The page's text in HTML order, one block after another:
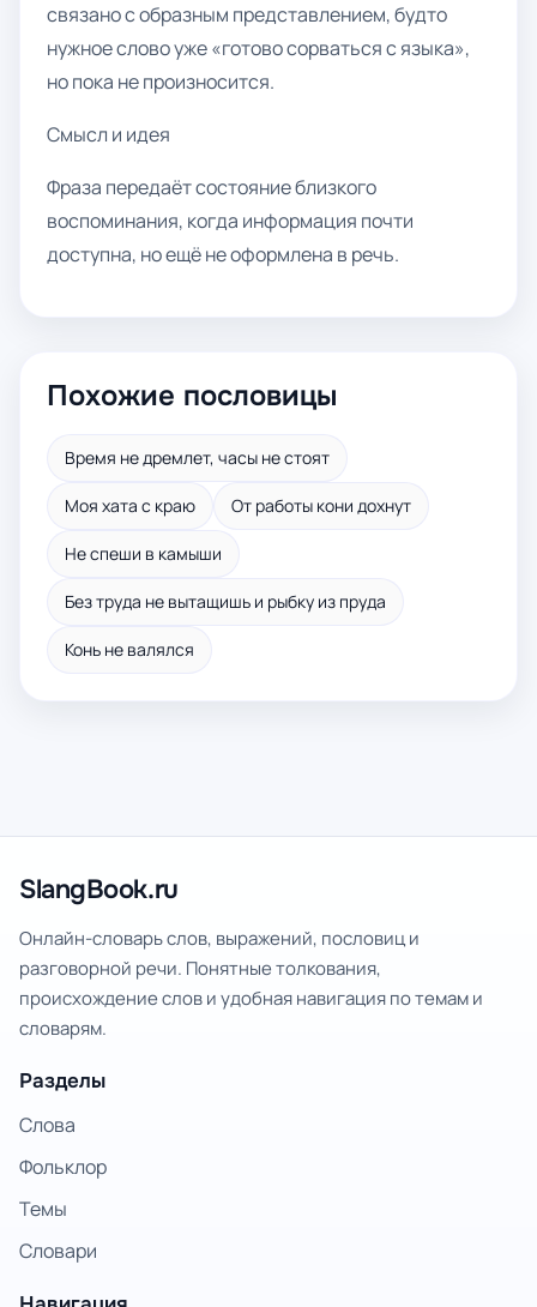
связано с образным представлением, будто
нужное слово уже «готово сорваться с языка»,
но пока не произносится.
Смысл и идея
Фраза передаёт состояние близкого
воспоминания, когда информация почти
доступна, но ещё не оформлена в речь.
Похожие пословицы
Время не дремлет, часы не стоят
Моя хата с краю От работы кони дохнут
Не спеши в камыши
Без труда не вытащишь и рыбку из пруда
Конь не валялся
SlangBook.ru
Онлайн-словарь слов, выражений, пословиц и
разговорной речи. Понятные толкования,
происхождение слов и удобная навигация по темам и
словарям.
Разделы
Слова
Фольклор
Темы
Словари